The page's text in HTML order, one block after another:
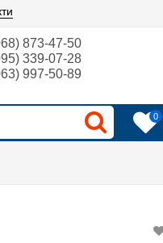
873-47-50
339-07-28
997-50-89
0